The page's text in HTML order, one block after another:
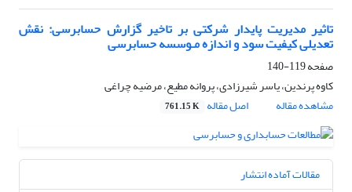
تاثیر مدیریت پایدار شرکتی بر تاخیر گزارش حسابرسی: نقش
تعدیلی کیفیت سود و اندازه مـوسسه حسابرسی
صفحه119-140
کاوه پرندین، یاسر شیرزادی، پروانه مطیع، مرضیه چراغی
مشاهده مقاله
اصل مقاله 761.15 K
مقالات آماده انتشار